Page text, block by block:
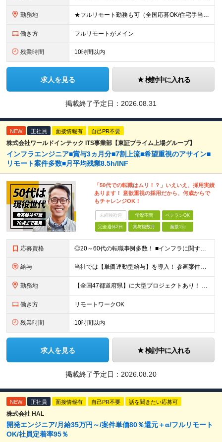
勤務地 ★フルリモート勤務も可（全国応募OK/住宅手当を支給します） ※案件によって常駐が必要になる場合があります。 ※希望がない限り、転勤はありません ※U・Iターン歓迎 ★ルトラの社員は全国各地で活躍中
働き方 フルリモートがメイン
残業時間 10時間以内
求人を見る 検討中に入れる
掲載終了予定日： 2026.08.31
NEW 正社員 面接情報有 自己PR不要
株式会社ワールドインテック ITS事業部【東証プライム上場グループ】
インフラエンジニア■賞与3ヵ月分■7割上流■希望重視のアサイン■
リモート案件多数■月平均残業8.5h/INF
「50代での転職はムリ！？」いえいえ、採用実績
あります！ 意欲重視の採用だから、何歳からで
もチャレンジOK！
未経験歓迎 学歴不問 ベテランOK
完全週休2日 賞与複数月 面接1回
応募資格 ◎20～60代の転職事例多数！ ■インフラに関する何らかのご経験 ■学歴不問/転職回数は一切不問！
給与 当社では【単価連動型給与】を導入！ 参画案件の契約単価に連動して給与が決定。 還元率は単価の【70％～80％】と東証プライム上場グループとして高水準です！（社会保険料・教育コスト含む） ■関東：月給
勤務地 【全国47都道府県】に大型プロジェクトあり！ 主要勤務地： 北海道/宮城県/栃木県/埼玉県/千葉県/東京都/神奈川県/愛知県/大阪府/京都府/兵庫県/広島県/福岡県/熊本県 ※勤務エリアは、あなたの
働き方 リモートワークOK
残業時間 10時間以内
求人を見る 検討中に入れる
掲載終了予定日： 2026.08.20
NEW 正社員 面接情報有 自己PR不要 話を聞きたい応募可
株式会社 HAL
開発エンジニア/月給35万円～/案件単価80％還元＋α/フルリモート
OK/社員定着率95％